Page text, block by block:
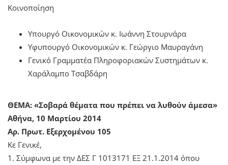
Κοινοποίηση
Υπουργό Οικονομικών κ. Ιωάννη Στουρνάρα
Υφυπουργό Οικονομικών κ. Γεώργιο Μαυραγάνη
Γενικό Γραμματέα Πληροφοριακών Συστημάτων κ.
Χαράλαμπο Τσαβδάρη
ΘΕΜΑ: «Σοβαρά θέματα που πρέπει να λυθούν άμεσα»
Αθήνα, 10 Μαρτίου 2014
Αρ. Πρωτ. Εξερχομένου 105
Κε Γενικέ,
1. Σύμφωνα με την ΔΕΣ Γ 1013171 ΕΞ 21.1.2014 όπου